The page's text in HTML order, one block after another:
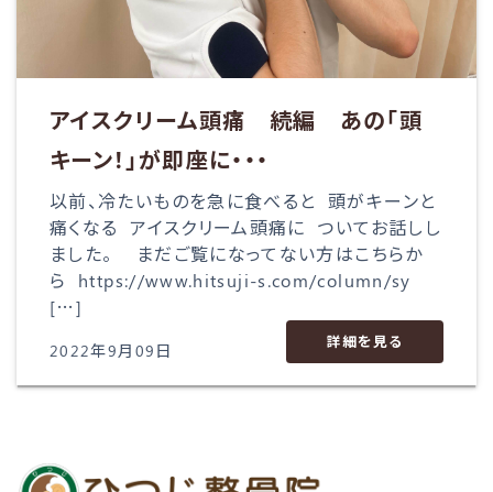
アイスクリーム頭痛 続編 あの「頭
キーン！」が即座に・・・
以前、冷たいものを急に食べると 頭がキーンと
痛くなる アイスクリーム頭痛に ついてお話しし
ました。 まだご覧になってない方はこちらか
ら https://www.hitsuji-s.com/column/sy
[…]
2022年9月09日 詳細を見る